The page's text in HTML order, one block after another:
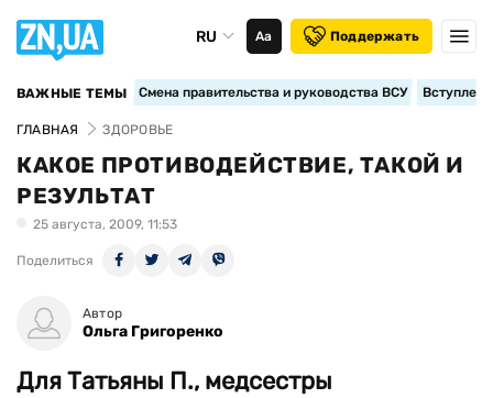
RU Аа Поддержать
ВАЖНЫЕ ТЕМЫ Смена правительства и руководства ВСУ
ГЛАВНАЯ ЗДОРОВЬЕ
КАКОЕ ПРОТИВОДЕЙСТВИЕ, ТАКОЙ И
РЕЗУЛЬТАТ
25 августа, 2009, 11:53
Поделиться
Автор
Ольга Григоренко
Для Татьяны П., медсестры